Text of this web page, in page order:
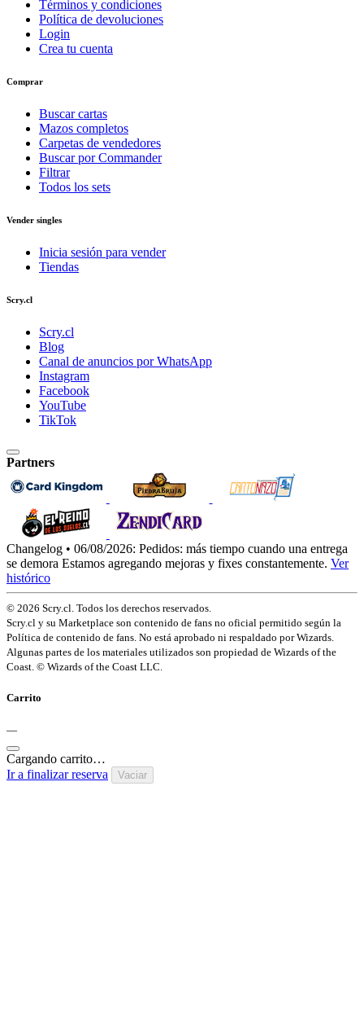
Términos y condiciones
Política de devoluciones
Login
Crea tu cuenta
Comprar
Buscar cartas
Mazos completos
Carpetas de vendedores
Buscar por Commander
Filtrar
Todos los sets
Vender singles
Inicia sesión para vender
Tiendas
Scry.cl
Scry.cl
Blog
Canal de anuncios por WhatsApp
Instagram
Facebook
YouTube
TikTok
Partners
Changelog • 06/08/2026: Pedidos: más tiempo cuando una entrega
se demora Estamos agregando mejoras y fixes constantemente. Ver
histórico
© 2026 Scry.cl. Todos los derechos reservados.
Scry.cl y su Marketplace son contenido de fans no oficial permitido según la
Política de contenido de fans. No está aprobado ni respaldado por Wizards.
Algunas partes de los materiales utilizados son propiedad de Wizards of the
Coast. © Wizards of the Coast LLC.
Carrito
—
Cargando carrito…
Ir a finalizar reserva
Vaciar